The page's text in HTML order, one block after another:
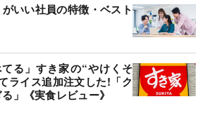
いい社員の特徴・ベスト
てる」すき家の“やけくそ
ライス追加注文した!「ク
」《実食レビュー》